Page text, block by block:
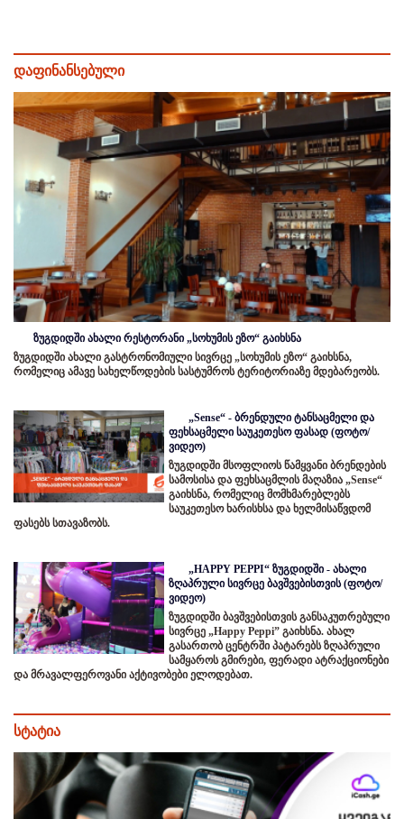
დაფინანსებული
ზუგდიდში ახალი რესტორანი „სოხუმის ეზო“ გაიხსნა
ზუგდიდში ახალი გასტრონომიული სივრცე „სოხუმის ეზო“ გაიხსნა,
რომელიც ამავე სახელწოდების სასტუმროს ტერიტორიაზე მდებარეობს.
„Sense“ - ბრენდული ტანსაცმელი და
ფეხსაცმელი საუკეთესო ფასად (ფოტო/
ვიდეო)
ზუგდიდში მსოფლიოს წამყვანი ბრენდების
სამოსისა და ფეხსაცმლის მაღაზია „Sense“
გაიხსნა, რომელიც მომხმარებლებს
საუკეთესო ხარისხსა და ხელმისაწვდომ
ფასებს სთავაზობს.
„HAPPY PEPPI“ ზუგდიდში - ახალი
ზღაპრული სივრცე ბავშვებისთვის (ფოტო/
ვიდეო)
ზუგდიდში ბავშვებისთვის განსაკუთრებული
სივრცე „Happy Peppi” გაიხსნა. ახალ
გასართობ ცენტრში პატარებს ზღაპრული
სამყაროს გმირები, ფერადი ატრაქციონები
და მრავალფეროვანი აქტივობები ელოდებათ.
სტატია